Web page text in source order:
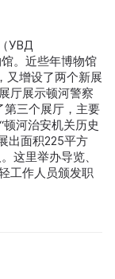
УВД
。近些年博物馆
又增设了两个新展
厅展示顿河警察
第三个展厅，主要
河治安机关历史
出面积225平方
这里举办导览、
工作人员颁发职